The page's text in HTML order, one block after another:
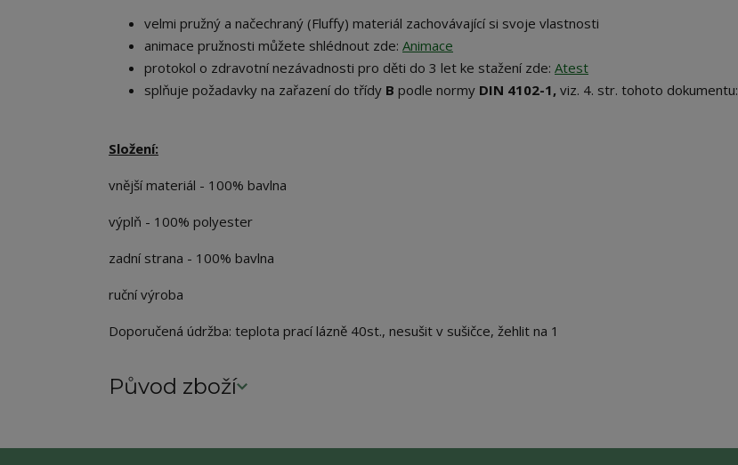
velmi pružný a načechraný (Fluffy) materiál zachovávající si svoje vlastnosti
animace pružnosti můžete shlédnout zde: Animace
protokol o zdravotní nezávadnosti pro děti do 3 let ke stažení zde: Atest
splňuje požadavky na zařazení do třídy B podle normy DIN 4102-1, viz. 4. str. tohoto dokumentu:
Složení:
vnější materiál - 100% bavlna
výplň - 100% polyester
zadní strana - 100% bavlna
ruční výroba
Doporučená údržba: teplota prací lázně 40st., nesušit v sušičce, žehlit na 1
Původ zboží